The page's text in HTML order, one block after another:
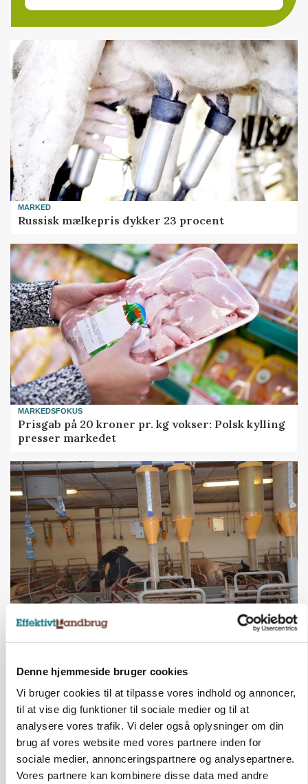
Denne hjemmeside bruger cookies
Vi bruger cookies til at tilpasse vores indhold og annoncer,
til at vise dig funktioner til sociale medier og til at
analysere vores trafik. Vi deler også oplysninger om din
brug af vores website med vores partnere inden for
sociale medier, annonceringspartnere og analysepartnere.
Vores partnere kan kombinere disse data med andre
MARKED
Russisk mælkepris dykker 23 procent
MARKEDSFOKUS
Prisgab på 20 kroner pr. kg vokser: Polsk kylling
presser markedet
GRISE
Rådgiver om DB-Tjek: Små justeringer kan give
Loading...